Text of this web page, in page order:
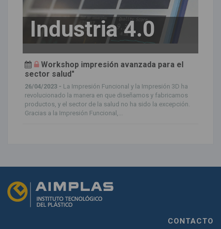
Industria 4.0
Workshop impresión avanzada para el
sector salud"
26/04/2023 - La Impresión Funcional y la Impresión 3D ha
revolucionado la manera en que diseñamos y fabricamos
productos, y el sector de la salud no ha sido la excepción.
Gracias a la Impresión Funcional,...
CONTACTO